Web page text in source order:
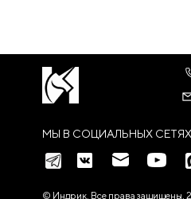
МЫ В СОЦИАЛЬНЫХ СЕТЯХ
© Индрик. Все права защищены,